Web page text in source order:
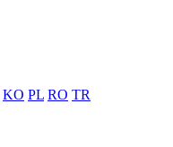
KO PL RO TR